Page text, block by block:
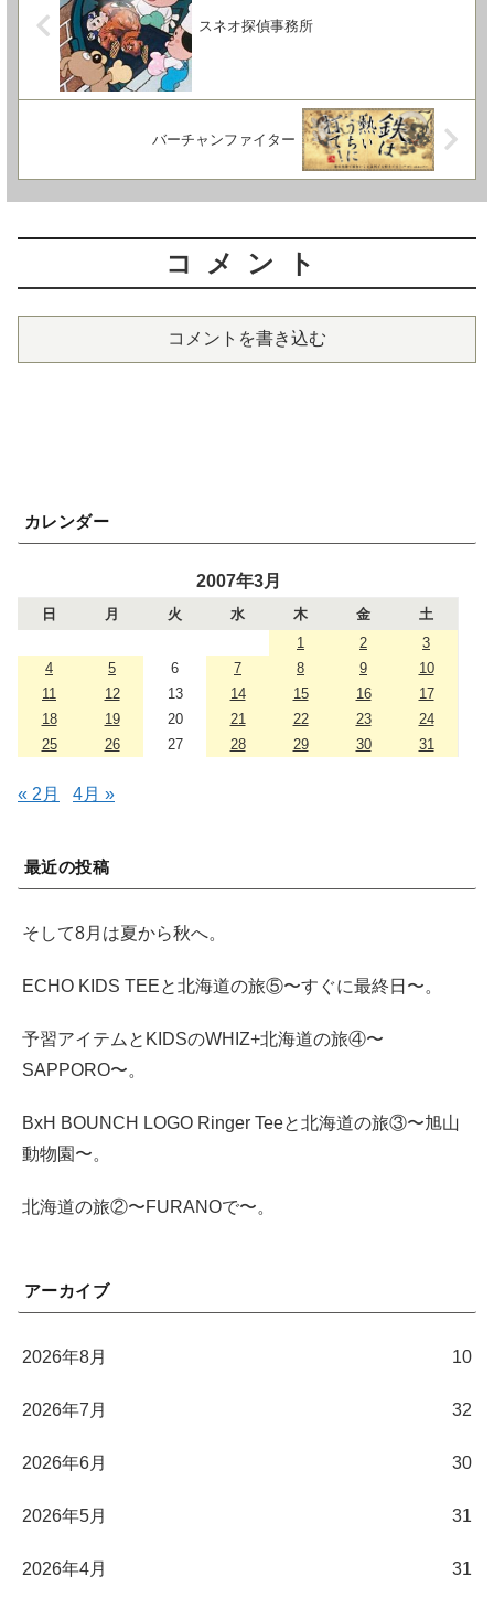
スネオ探偵事務所
バーチャンファイター
コメント
コメントを書き込む
カレンダー
2007年3月
日 月 火 水 木 金
土
1
2
3
4
5 6 7 8 9
10
11
12 13 14 15 16
17
18
19 20 21 22 23
24
25
26 27 28 29 30 31
« 2月 4月 »
最近の投稿
そして8月は夏から秋へ。
ECHO KIDS TEEと北海道の旅⑤〜すぐに最終日〜。
予習アイテムとKIDSのWHIZ+北海道の旅④〜
SAPPORO〜。
BxH BOUNCH LOGO Ringer Teeと北海道の旅③〜旭山
動物園〜。
北海道の旅②〜FURANOで〜。
アーカイブ
2026年8月 10
2026年7月 32
2026年6月 30
2026年5月 31
2026年4月 31